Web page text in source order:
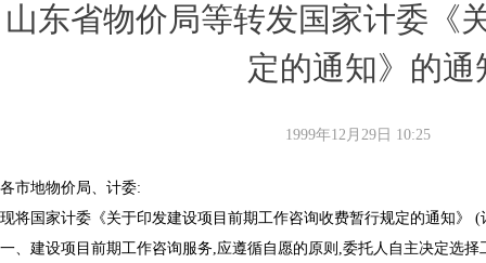
山东省物价局等转发国家计委《
定的通知》的
各市地物价局、计委:
现将国家计委《关于印发建设项目前期工作咨询收费暂行规定的通知》
一、建设项目前期工作咨询服务,应遵循自愿的原则,委托人自主决定选
1999年12月29日 10:25